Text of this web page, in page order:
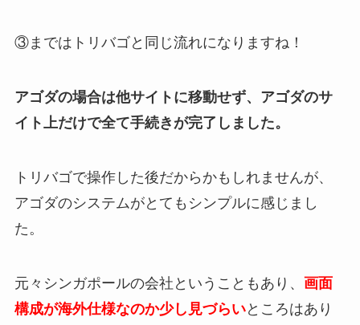
③まではトリバゴと同じ流れになりますね！
アゴダの場合は他サイトに移動せず、アゴダのサ
イト上だけで全て手続きが完了しました。
トリバゴで操作した後だからかもしれませんが、
アゴダのシステムがとてもシンプルに感じまし
た。
元々シンガポールの会社ということもあり、 画面
構成が海外仕様なのか少し見づらいところはあり